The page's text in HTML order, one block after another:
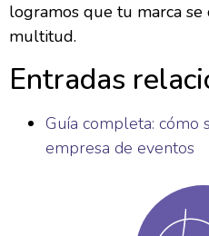
logramos que tu marca
multitud.
Entradas
Guía completa: cómo
empresa de eventos